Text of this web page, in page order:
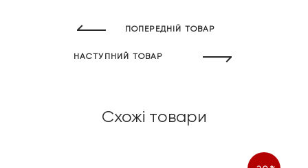
ПОПЕРЕДНІЙ ТОВАР
НАСТУПНИЙ ТОВАР
Схожі товари